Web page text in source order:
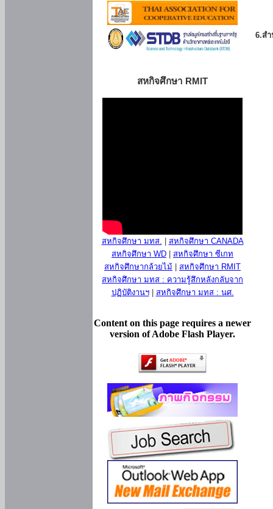
สหกิจศึกษา RMIT
สหกิจศึกษา มทส.
สหกิจศึกษา CANADA
สหกิจศึกษา WD
สหกิจศึกษา ซีเกท
สหกิจศึกษากล้วยไม้
สหกิจศึกษา RMIT
สหกิจศึกษา มทส : ความรู้สึกหลังกลับจาก
ปฏิบัติงานฯ| สหกิจศึกษา มทส : นศ.
Content on this page requires a newer
version of Adobe Flash Player.
6.ส